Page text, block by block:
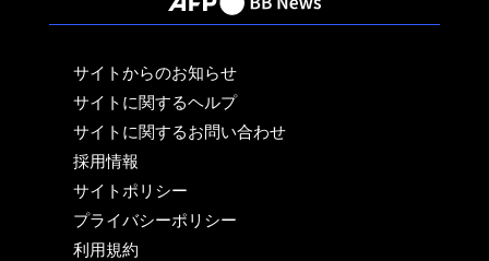
サイトからのお知らせ
サイトに関するヘルプ
サイトに関するお問い合わせ
採用情報
サイトポリシー
プライバシーポリシー
利用規約